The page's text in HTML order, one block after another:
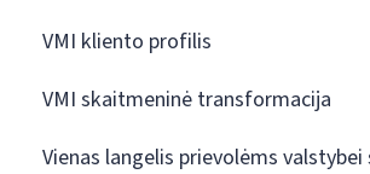
VMI kliento profilis
VMI skaitmeninė transformacija
Vienas langelis prievolėms